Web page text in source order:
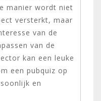
manier wordt niet
versterkt, maar
van de
van de
kan een leuke
een pubquiz op
en